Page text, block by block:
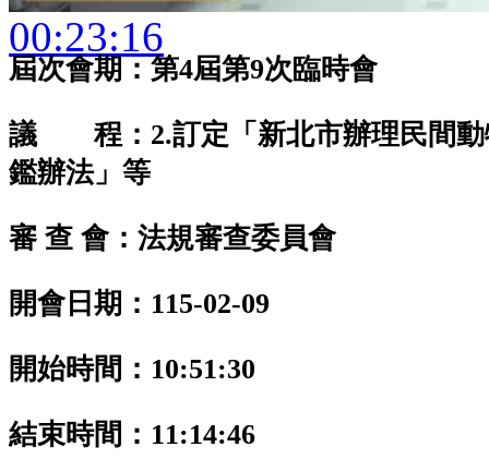
00:23:16
屆次會期：第4屆第9次臨時會
議 程：2.訂定「新北市辦理民間動
鑑辦法」等
審 查 會：法規審查委員會
開會日期：115-02-09
開始時間：10:51:30
結束時間：11:14:46